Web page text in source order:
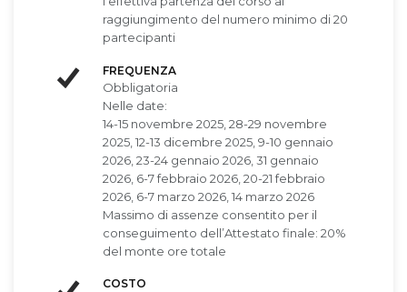
raggiungimento del numero minimo di 20
partecipanti
FREQUENZA
Obbligatoria
Nelle date:
14-15 novembre 2025, 28-29 novembre
2025, 12-13 dicembre 2025, 9-10 gennaio
2026, 23-24 gennaio 2026, 31 gennaio
2026, 6-7 febbraio 2026, 20-21 febbraio
2026, 6-7 marzo 2026, 14 marzo 2026
Massimo di assenze consentito per il
conseguimento dell’Attestato finale: 20%
del monte ore totale
COSTO